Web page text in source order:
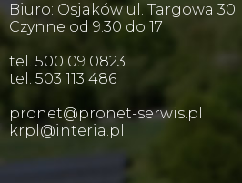
Biuro: Osjaków ul. Targowa 30
Czynne od 9.30 do 17
tel. 500 09 0823
tel. 503 113 486
pronet@pronet-serwis.pl
krpl@interia.pl